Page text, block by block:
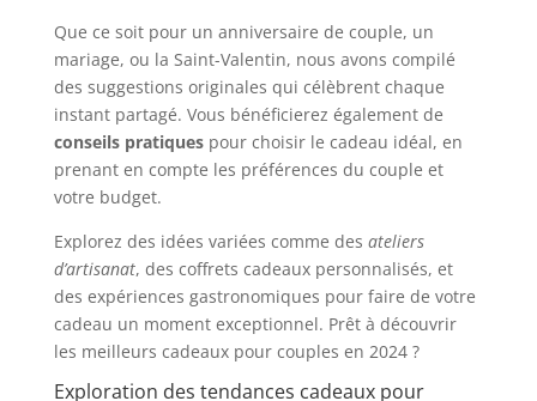
Que ce soit pour un anniversaire de couple, un
mariage, ou la Saint-Valentin, nous avons compilé
des suggestions originales qui célèbrent chaque
instant partagé. Vous bénéficierez également de
conseils pratiquespour choisir le cadeau idéal, en
prenant en compte les préférences du couple et
votre budget.
Explorez des idées variées comme des ateliers
d’artisanat, des coffrets cadeaux personnalisés, et
des expériences gastronomiques pour faire de votre
cadeau un moment exceptionnel. Prêt à découvrir
les meilleurs cadeaux pour couples en 2024 ?
Exploration des tendances cadeaux pour